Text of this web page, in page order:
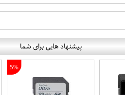
پیشنهاد هایی برای شما
5%